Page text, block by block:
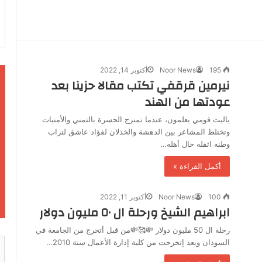
Noor News أكتوبر 14, 2022
نيرمين قرقفي تكتب مقالا حزينا بعد
عودتها من الهند
ياليت قومي يعلمون، عندما تمتزج الحسرة بالتمني والأمنيات
وتختلط المشاعر بين الدهشة والخذلان لفؤاد عاشق لتراب
وطنه اثقله حال أهله…
أكمل القراءة »
Noor News أكتوبر 11, 2022
ابراهيم الشيخ ورحلة ال ٥٠ مليون دولار
رحلة ال 50 مليون دولار 💸🥰💸من قبل أتخرج من الجامعة في
السودان وبعد إتخرجت من كلية إدارة الأعمال سنة 2010…